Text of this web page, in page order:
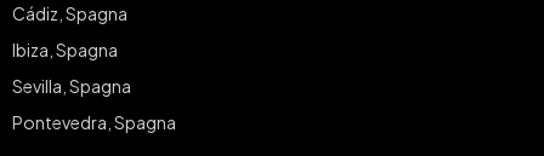
Cádiz, Spagna
Ibiza, Spagna
Sevilla, Spagna
Pontevedra, Spagna